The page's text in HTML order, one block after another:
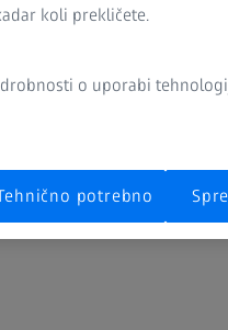
koli prekličete.
o uporabi
potrebno